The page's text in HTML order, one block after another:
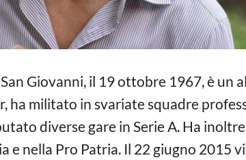
Giovanni, il 19 ottobre 1967, è un
ha militato in svariate squadre
diverse gare in Serie A. Ha
e nella Pro Patria. Il 22 giugno 2015